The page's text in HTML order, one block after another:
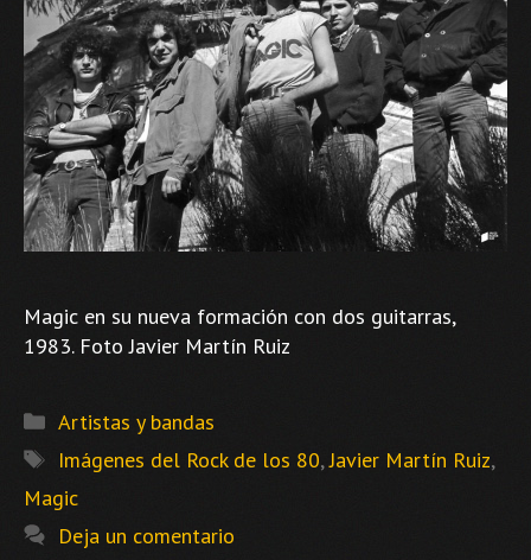
Magic en su nueva formación con dos guitarras,
1983. Foto Javier Martín Ruiz
Categorías
Artistas y bandas
Etiquetas
Imágenes del Rock de los 80,Javier Martín Ruiz,
Magic
Deja un comentario